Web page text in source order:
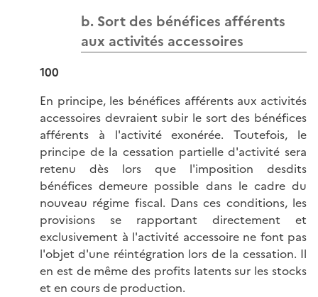
b. Sort des bénéfices afférents
aux activités accessoires
100
En principe, les bénéfices afférents aux activités
accessoires devraient subir le sort des bénéfices
afférents à l'activité exonérée. Toutefois, le
principe de la cessation partielle d'activité sera
retenu dès lors que l'imposition desdits
bénéfices demeure possible dans le cadre du
nouveau régime fiscal. Dans ces conditions, les
provisions se rapportant directement et
exclusivement à l'activité accessoire ne font pas
l'objet d'une réintégration lors de la cessation. Il
en est de même des profits latents sur les stocks
et en cours de production.